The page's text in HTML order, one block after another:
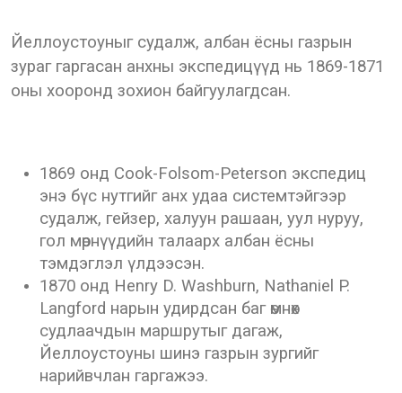
Йеллоустоуныг судалж, албан ёсны газрын
зураг гаргасан анхны экспедицүүд нь 1869-1871
оны хооронд зохион байгуулагдсан.
1869 онд Cook-Folsom-Peterson экспедиц
энэ бүс нутгийг анх удаа системтэйгээр
судалж, гейзер, халуун рашаан, уул нуруу,
гол мөрнүүдийн талаарх албан ёсны
тэмдэглэл үлдээсэн.
1870 онд Henry D. Washburn, Nathaniel P.
Langford нарын удирдсан баг өмнөх
судлаачдын маршрутыг дагаж,
Йеллоустоуны шинэ газрын зургийг
нарийвчлан гаргажээ.